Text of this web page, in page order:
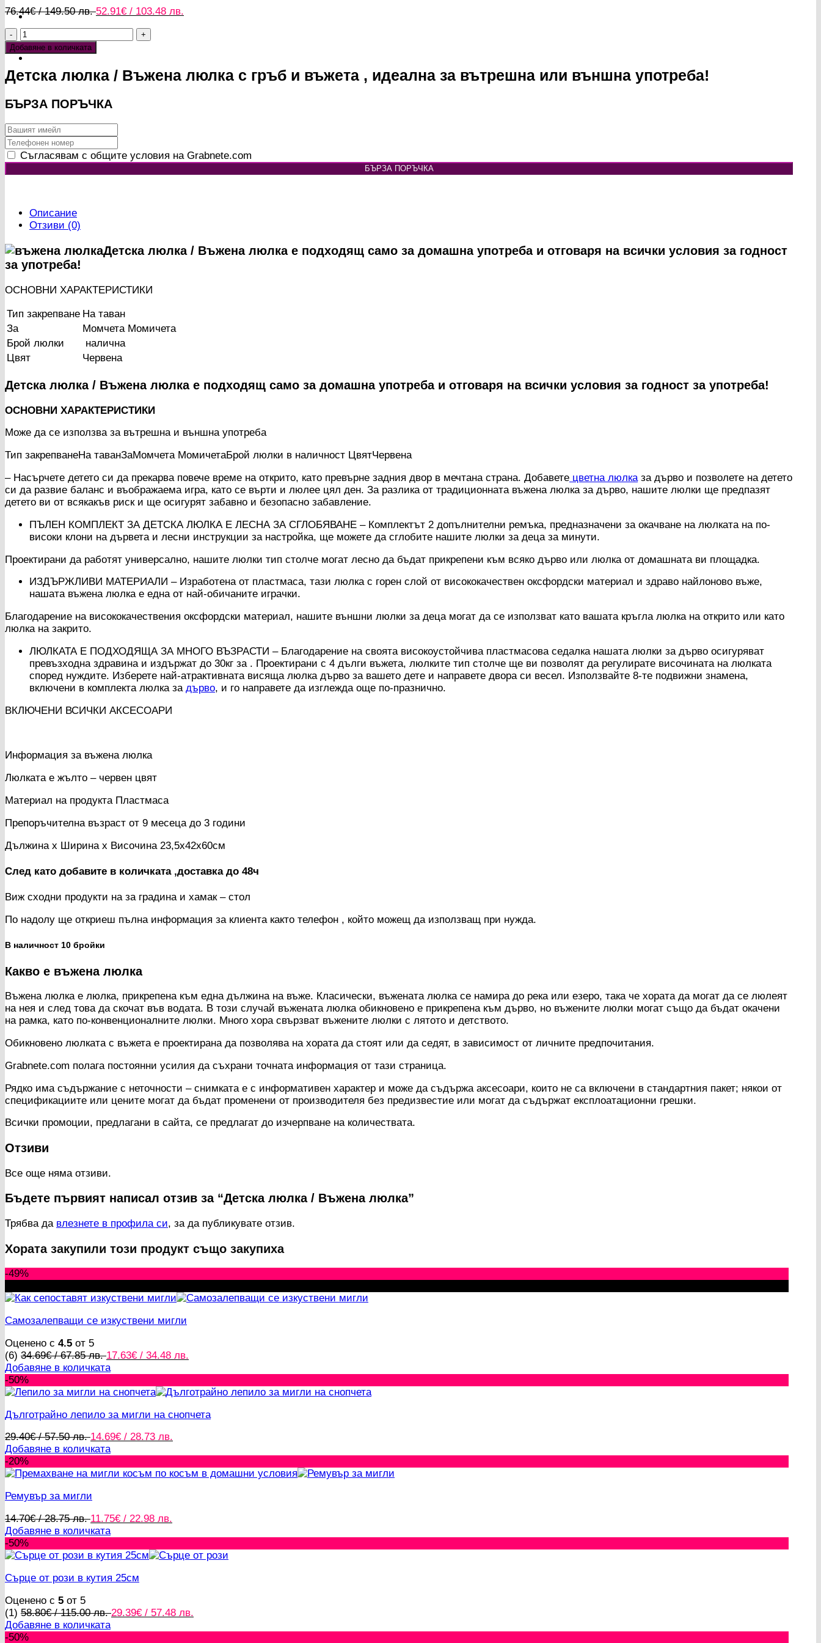
76.44€/ 149.50 лв.Original
149.50 лв..
52.91€ / 103.48 лв.
103.48 лв..
количество
за
Детска
люлка
/
люлка
Добавяне в количката
Детска люлка / Въжена люлка с гръб и въжета , идеална за вътрешна или външна употреба!
БЪРЗА ПОРЪЧКА
Съгласявам с общите условия на Grabnete.com
БЪРЗА ПОРЪЧКА
Описание
Отзиви (0)
Детска люлка / Въжена люлка е подходящ само за домашна употреба и отговаря на всички условия за годност
за употреба!
ОСНОВНИ ХАРАКТЕРИСТИКИ
Тип закрепване На таван
За
Момчета Момичета
Брой люлки
налична
Цвят
Червена
Детска люлка / Въжена люлка е подходящ само за домашна употреба и отговаря на всички условия за годност за употреба!
ОСНОВНИ ХАРАКТЕРИСТИКИ
Може да се използва за вътрешна и външна употреба
Тип закрепванеНа таванЗаМомчета МомичетаБрой люлки в наличност ЦвятЧервена
– Насърчете детето си да прекарва повече време на открито, като превърне задния двор в мечтана страна. Добавете цветна люлказа дърво и позволете на детето
си да развие баланс и въображаема игра, като се върти и люлее цял ден. За разлика от традиционната въжена люлка за дърво, нашите люлки ще предпазят
детето ви от всякакъв риск и ще осигурят забавно и безопасно забавление.
ПЪЛЕН КОМПЛЕКТ ЗА ДЕТСКА ЛЮЛКА Е ЛЕСНА ЗА СГЛОБЯВАНЕ – Комплектът 2 допълнителни ремъка, предназначени за окачване на люлката на по-
високи клони на дървета и лесни инструкции за настройка, ще можете да сглобите нашите люлки за деца за минути.
Проектирани да работят универсално, нашите люлки тип столче могат лесно да бъдат прикрепени към всяко дърво или люлка от домашната ви площадка.
ИЗДЪРЖЛИВИ МАТЕРИАЛИ – Изработена от пластмаса, тази люлка с горен слой от висококачествен оксфордски материал и здраво найлоново въже,
нашата въжена люлка е една от най-обичаните играчки.
Благодарение на висококачествения оксфордски материал, нашите външни люлки за деца могат да се използват като вашата кръгла люлка на открито или като
люлка на закрито.
ЛЮЛКАТА Е ПОДХОДЯЩА ЗА МНОГО ВЪЗРАСТИ – Благодарение на своята високоустойчива пластмасова седалка нашата люлки за дърво осигуряват
превъзходна здравина и издържат до 30кг за . Проектирани с 4 дълги въжета, люлките тип столче ще ви позволят да регулирате височината на люлката
според нуждите. Изберете най-атрактивната висяща люлка дърво за вашето дете и направете двора си весел. Използвайте 8-те подвижни знамена,
включени в комплекта люлка за дърво, и го направете да изглежда още по-празнично.
ВКЛЮЧЕНИ ВСИЧКИ АКСЕСОАРИ
Информация за въжена люлка
Люлката е жълто – червен цвят
Материал на продукта Пластмаса
Препоръчителна възраст от 9 месеца до 3 години
Дължина х Ширина х Височина 23,5х42х60см
След като добавите в количката ,доставка до 48ч
Виж сходни продукти на за градина и хамак – стол
По надолу ще откриеш пълна информация за клиента както телефон , който можещ да използващ при нужда.
В наличност 10 бройки
Какво е въжена люлка
Въжена люлка е люлка, прикрепена към една дължина на въже. Класически, въжената люлка се намира до река или езеро, така че хората да могат да се люлеят
на нея и след това да скочат във водата. В този случай въжената люлка обикновено е прикрепена към дърво, но въжените люлки могат също да бъдат окачени
на рамка, като по-конвенционалните люлки. Много хора свързват въжените люлки с лятото и детството.
Обикновено люлката с въжета е проектирана да позволява на хората да стоят или да седят, в зависимост от личните предпочитания.
Grabnete.com полага постоянни усилия да съхрани точната информация от тази страница.
Рядко има съдържание с неточности – снимката е с информативен характер и може да съдържа аксесоари, които не са включени в стандартния пакет; някои от
спецификациите или цените могат да бъдат променени от производителя без предизвестие или могат да съдържат експлоатационни грешки.
Всички промоции, предлагани в сайта, се предлагат до изчерпване на количествата.
Отзиви
Все още няма отзиви.
Бъдете първият написал отзив за “Детска люлка / Въжена люлка”
Трябва да влезнете в профила си, за да публикувате отзив.
Хората закупили този продукт също закупиха
-49%
Самозалепващи се изкуствени мигли
Оценено с 4.5 от 5
(6) 34.69€/ 67.85 лв.Original
price
34.69€
67.85 лв..
17.63€ / 34.48 лв.
17.63€
34.48 лв..
Добавяне в количката
-50%
Дълготрайно лепило за мигли на снопчета
29.40€/ 57.50 лв.Original
price
29.40€
57.50 лв..
14.69€ / 28.73 лв.
14.69€
Добавяне в количката
-20%
Ремувър за мигли
14.70€/ 28.75 лв.Original
price
14.70€
28.75 лв..
11.75€ / 22.98 лв.
11.75€
Добавяне в количката
-50%
Сърце от рози в кутия 25см
Оценено с 5 от 5
(1) 58.80€/ 115.00 лв.Original
29.39€ / 57.48 лв.
Добавяне в количката
-50%